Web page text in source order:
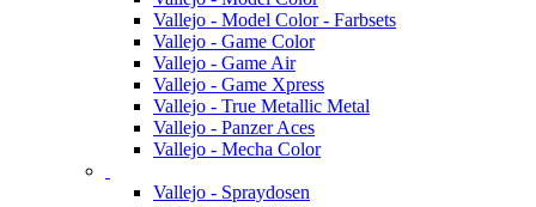
Vallejo - Model Color - Farbsets
Vallejo - Game Color
Vallejo - Game Air
Vallejo - Game Xpress
Vallejo - True Metallic Metal
Vallejo - Panzer Aces
Vallejo - Mecha Color
Vallejo - Spraydosen